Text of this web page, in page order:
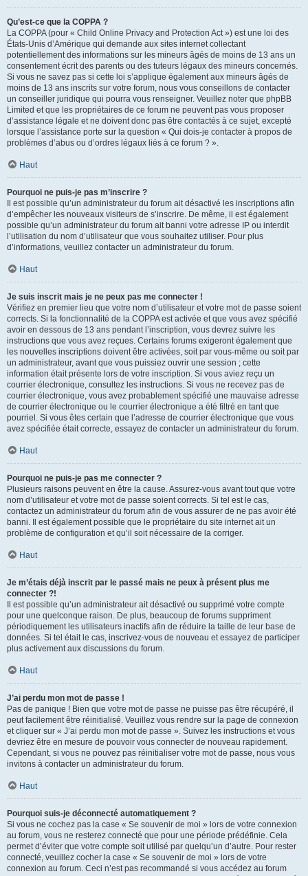
Qu’est-ce que la COPPA ?
La COPPA (pour « Child Online Privacy and Protection Act ») est une loi des
États-Unis d’Amérique qui demande aux sites internet collectant
potentiellement des informations sur les mineurs âgés de moins de 13 ans un
consentement écrit des parents ou des tuteurs légaux des mineurs concernés.
Si vous ne savez pas si cette loi s’applique également aux mineurs âgés de
moins de 13 ans inscrits sur votre forum, nous vous conseillons de contacter
un conseiller juridique qui pourra vous renseigner. Veuillez noter que phpBB
Limited et que les propriétaires de ce forum ne peuvent pas vous proposer
d’assistance légale et ne doivent donc pas être contactés à ce sujet, excepté
lorsque l’assistance porte sur la question « Qui dois-je contacter à propos de
problèmes d’abus ou d’ordres légaux liés à ce forum ? ».
Haut
Pourquoi ne puis-je pas m’inscrire ?
Il est possible qu’un administrateur du forum ait désactivé les inscriptions afin
d’empêcher les nouveaux visiteurs de s’inscrire. De même, il est également
possible qu’un administrateur du forum ait banni votre adresse IP ou interdit
l’utilisation du nom d’utilisateur que vous souhaitez utiliser. Pour plus
d’informations, veuillez contacter un administrateur du forum.
Haut
Je suis inscrit mais je ne peux pas me connecter !
Vérifiez en premier lieu que votre nom d’utilisateur et votre mot de passe soient
corrects. Si la fonctionnalité de la COPPA est activée et que vous avez spécifié
avoir en dessous de 13 ans pendant l’inscription, vous devrez suivre les
instructions que vous avez reçues. Certains forums exigeront également que
les nouvelles inscriptions doivent être activées, soit par vous-même ou soit par
un administrateur, avant que vous puissiez ouvrir une session ; cette
information était présente lors de votre inscription. Si vous aviez reçu un
courrier électronique, consultez les instructions. Si vous ne recevez pas de
courrier électronique, vous avez probablement spécifié une mauvaise adresse
de courrier électronique ou le courrier électronique a été filtré en tant que
pourriel. Si vous êtes certain que l’adresse de courrier électronique que vous
avez spécifiée était correcte, essayez de contacter un administrateur du forum.
Haut
Pourquoi ne puis-je pas me connecter ?
Plusieurs raisons peuvent en être la cause. Assurez-vous avant tout que votre
nom d’utilisateur et votre mot de passe soient corrects. Si tel est le cas,
contactez un administrateur du forum afin de vous assurer de ne pas avoir été
banni. Il est également possible que le propriétaire du site internet ait un
problème de configuration et qu’il soit nécessaire de la corriger.
Haut
Je m’étais déjà inscrit par le passé mais ne peux à présent plus me
connecter ?!
Il est possible qu’un administrateur ait désactivé ou supprimé votre compte
pour une quelconque raison. De plus, beaucoup de forums suppriment
périodiquement les utilisateurs inactifs afin de réduire la taille de leur base de
données. Si tel était le cas, inscrivez-vous de nouveau et essayez de participer
plus activement aux discussions du forum.
Haut
J’ai perdu mon mot de passe !
Pas de panique ! Bien que votre mot de passe ne puisse pas être récupéré, il
peut facilement être réinitialisé. Veuillez vous rendre sur la page de connexion
et cliquer sur « J’ai perdu mon mot de passe ». Suivez les instructions et vous
devriez être en mesure de pouvoir vous connecter de nouveau rapidement.
Cependant, si vous ne pouvez pas réinitialiser votre mot de passe, nous vous
invitons à contacter un administrateur du forum.
Haut
Pourquoi suis-je déconnecté automatiquement ?
Si vous ne cochez pas la case « Se souvenir de moi » lors de votre connexion
au forum, vous ne resterez connecté que pour une période prédéfinie. Cela
permet d’éviter que votre compte soit utilisé par quelqu’un d’autre. Pour rester
connecté, veuillez cocher la case « Se souvenir de moi » lors de votre
connexion au forum. Ceci n’est pas recommandé si vous accédez au forum